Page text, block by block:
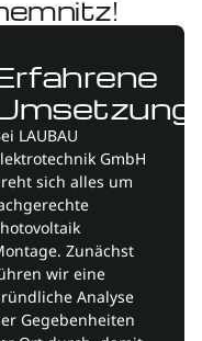
LAUBAU
GmbH
sich alles um
Zunächst
wir eine
Analyse
Gegebenheiten